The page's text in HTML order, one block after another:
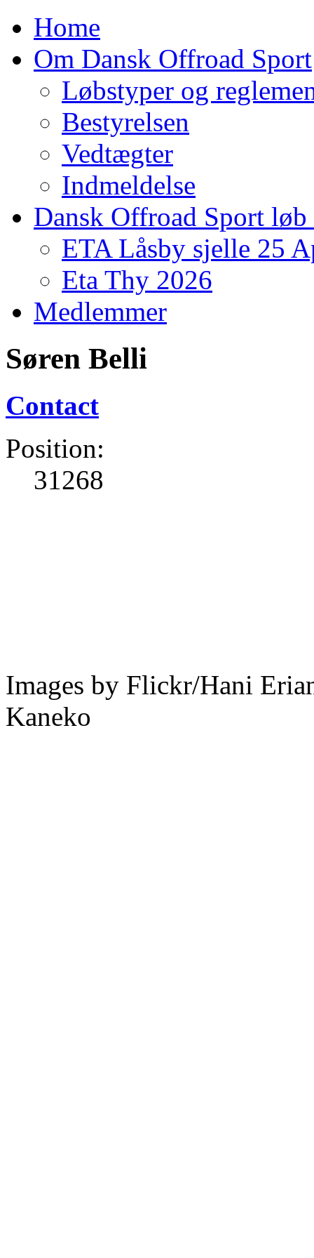
Home
Om Dansk Offroad Sport
Løbstyper og
Bestyrelsen
Vedtægter
Indmeldelse
Dansk Offroad Sport løb
ETA Låsby sjelle 25
Eta Thy 2026
Medlemmer
Søren Belli
Contact
Position:
31268
Images by Flickr/Hani
Kaneko